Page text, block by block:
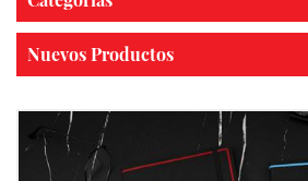
Nuevos Productos